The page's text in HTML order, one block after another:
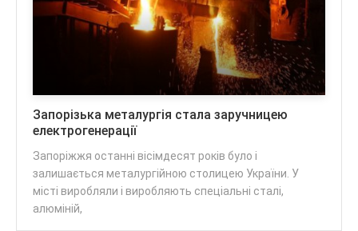
Запорізька металургія стала заручницею
електрогенерації
Запоріжжя останні вісімдесят років було і
залишається металургійною столицею України. У
місті виробляли і виробляють спеціальні сталі,
алюміній,